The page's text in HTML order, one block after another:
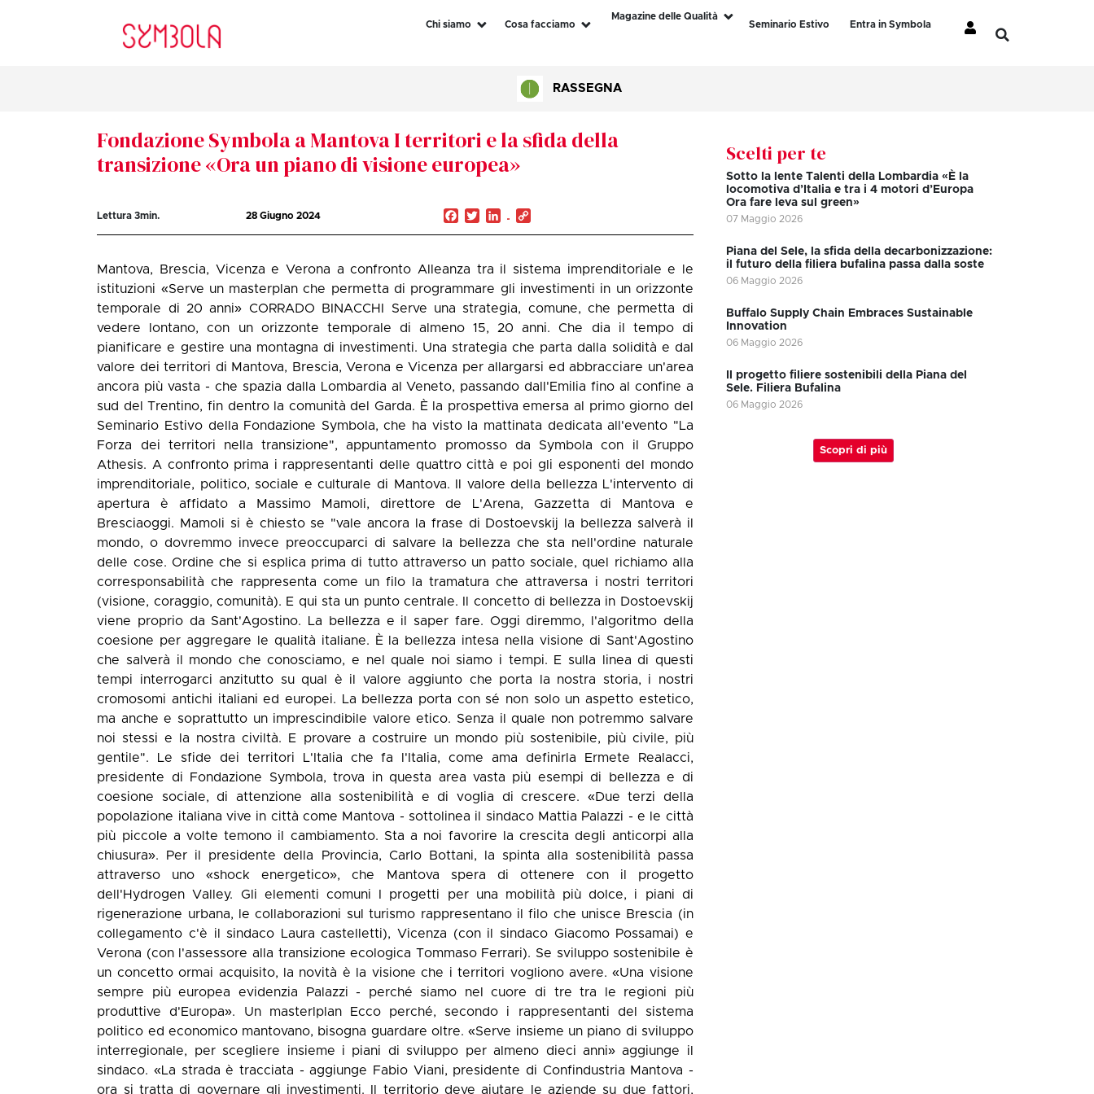
Chi siamo Cosa facciamo
Magazine delle Qualità
Seminario Estivo
Entra in Symbola
RASSEGNA
Fondazione Symbola a Mantova I territori e la sfida della
transizione «Ora un piano di visione europea»
Lettura3min. 28 Giugno 2024 Facebook
TwitterLinkedIn
Mantova, Brescia, Vicenza e Verona a confronto Alleanza tra il sistema imprenditoriale e le
istituzioni «Serve un masterplan che permetta di programmare gli investimenti in un orizzonte
temporale di 20 anni» CORRADO BINACCHI Serve una strategia, comune, che permetta di
vedere lontano, con un orizzonte temporale di almeno 15, 20 anni. Che dia il tempo di
pianificare e gestire una montagna di investimenti. Una strategia che parta dalla solidità e dal
valore dei territori di Mantova, Brescia, Verona e Vicenza per allargarsi ed abbracciare un'area
ancora più vasta - che spazia dalla Lombardia al Veneto, passando dall'Emilia fino al confine a
sud del Trentino, fin dentro la comunità del Garda. È la prospettiva emersa al primo giorno del
Seminario Estivo della Fondazione Symbola, che ha visto la mattinata dedicata all'evento "La
Forza dei territori nella transizione", appuntamento promosso da Symbola con il Gruppo
Athesis. A confronto prima i rappresentanti delle quattro città e poi gli esponenti del mondo
imprenditoriale, politico, sociale e culturale di Mantova. Il valore della bellezza L'intervento di
apertura è affidato a Massimo Mamoli, direttore de L'Arena, Gazzetta di Mantova e
Bresciaoggi. Mamoli si è chiesto se "vale ancora la frase di Dostoevskij la bellezza salverà il
mondo, o dovremmo invece preoccuparci di salvare la bellezza che sta nell'ordine naturale
delle cose. Ordine che si esplica prima di tutto attraverso un patto sociale, quel richiamo alla
corresponsabilità che rappresenta come un filo la tramatura che attraversa i nostri territori
(visione, coraggio, comunità). E qui sta un punto centrale. Il concetto di bellezza in Dostoevskij
viene proprio da Sant'Agostino. La bellezza e il saper fare. Oggi diremmo, l'algoritmo della
coesione per aggregare le qualità italiane. È la bellezza intesa nella visione di Sant'Agostino
che salverà il mondo che conosciamo, e nel quale noi siamo i tempi. E sulla linea di questi
tempi interrogarci anzitutto su qual è il valore aggiunto che porta la nostra storia, i nostri
cromosomi antichi italiani ed europei. La bellezza porta con sé non solo un aspetto estetico,
ma anche e soprattutto un imprescindibile valore etico. Senza il quale non potremmo salvare
noi stessi e la nostra civiltà. E provare a costruire un mondo più sostenibile, più civile, più
gentile". Le sfide dei territori L'Italia che fa l'Italia, come ama definirla Ermete Realacci,
presidente di Fondazione Symbola, trova in questa area vasta più esempi di bellezza e di
coesione sociale, di attenzione alla sostenibilità e di voglia di crescere. «Due terzi della
popolazione italiana vive in città come Mantova - sottolinea il sindaco Mattia Palazzi - e le città
più piccole a volte temono il cambiamento. Sta a noi favorire la crescita degli anticorpi alla
chiusura». Per il presidente della Provincia, Carlo Bottani, la spinta alla sostenibilità passa
attraverso uno «shock energetico», che Mantova spera di ottenere con il progetto
dell'Hydrogen Valley. Gli elementi comuni I progetti per una mobilità più dolce, i piani di
rigenerazione urbana, le collaborazioni sul turismo rappresentano il filo che unisce Brescia (in
collegamento c'è il sindaco Laura castelletti), Vicenza (con il sindaco Giacomo Possamai) e
Verona (con l'assessore alla transizione ecologica Tommaso Ferrari). Se sviluppo sostenibile è
un concetto ormai acquisito, la novità è la visione che i territori vogliono avere. «Una visione
sempre più europea evidenzia Palazzi - perché siamo nel cuore di tre tra le regioni più
produttive d'Europa». Un masterlplan Ecco perché, secondo i rappresentanti del sistema
politico ed economico mantovano, bisogna guardare oltre. «Serve insieme un piano di sviluppo
interregionale, per scegliere insieme i piani di sviluppo per almeno dieci anni» aggiunge il
sindaco. «La strada è tracciata - aggiunge Fabio Viani, presidente di Confindustria Mantova -
ora si tratta di governare gli investimenti. Il territorio deve aiutare le aziende su due fattori,
Scelti per te
Sotto la lente Talenti della Lombardia «È la
locomotiva d’Italia e tra i 4 motori d’Europa
Ora fare leva sul green»
07 Maggio 2026
Piana del Sele, la sfida della decarbonizzazione:
il futuro della filiera bufalina passa dalla soste
06 Maggio 2026
Buffalo Supply Chain Embraces Sustainable
Innovation
06 Maggio 2026
Il progetto filiere sostenibili della Piana del
Sele. Filiera Bufalina
06 Maggio 2026
Scopri di più